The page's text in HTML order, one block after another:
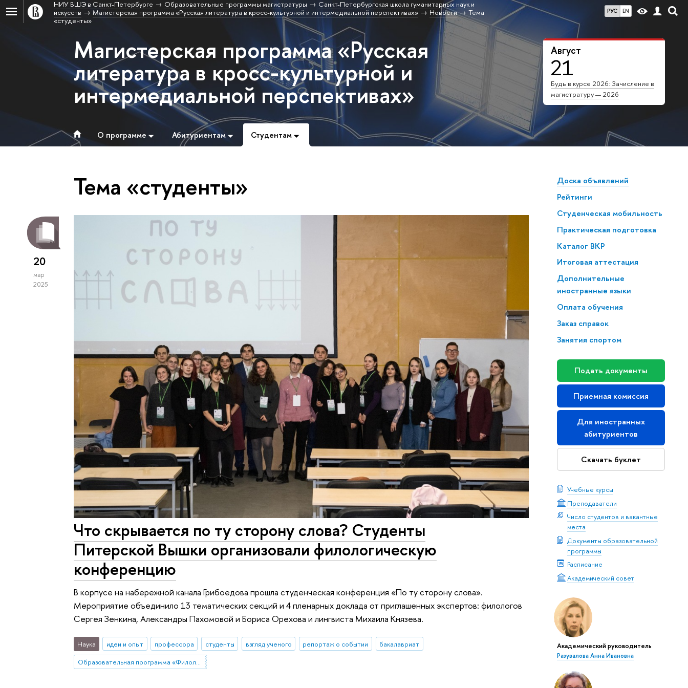
РУС EN
НИУ ВШЭ в Санкт-Петербурге Образовательные программы магистратуры
Санкт-Петербургская школа гуманитарных наук и
искусств
Магистерская программа «Русская литература в кросс-культурной и интермедиальной перспективах» Новости
Тема
«студенты»
Август
21
Будь в курсе 2026: Зачисление в
магистратуру — 2026
Магистерская программа «Русская
литература в кросс-культурной и
интермедиальной перспективах»
О программе Абитуриентам Студентам
Доска объявлений
Рейтинги
Студенческая мобильность
Практическая подготовка
Каталог ВКР
Итоговая аттестация
Дополнительные
иностранные языки
Оплата обучения
Заказ справок
Занятия спортом
Подать документы
Приемная комиссия
Для иностранных
абитуриентов
Скачать буклет
Учебные курсы
Преподаватели
Число студентов и вакантные
места
Документы образовательной
программы
Расписание
Академический совет
Академический руководитель
Разувалова Анна Ивановна
Тема «студенты»
20
мар
2025
Что скрывается по ту сторону слова? Студенты
Питерской Вышки организовали филологическую
конференцию
В корпусе на набережной канала Грибоедова прошла студенческая конференция «По ту сторону слова».
Мероприятие объединило 13 тематических секций и 4 пленарных доклада от приглашенных экспертов: филологов
Сергея Зенкина, Александры Пахомовой и Бориса Орехова и лингвиста Михаила Князева.
Наука идеи и опыт профессора студенты взгляд ученого репортаж о событии
бакалавриат
Образовательная программа «Филология» (Санкт-Петербург)